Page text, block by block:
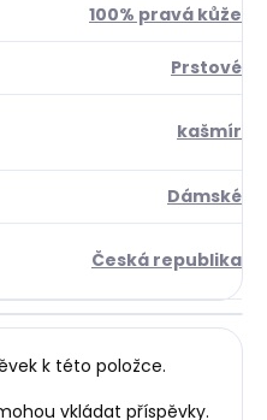
100% pravá kůže
Prstové
kašmír
Dámské
Česká republika
k této položce.
vkládat příspěvky.